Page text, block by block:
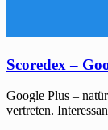
Scoredex –
Google Plus –
vertreten.